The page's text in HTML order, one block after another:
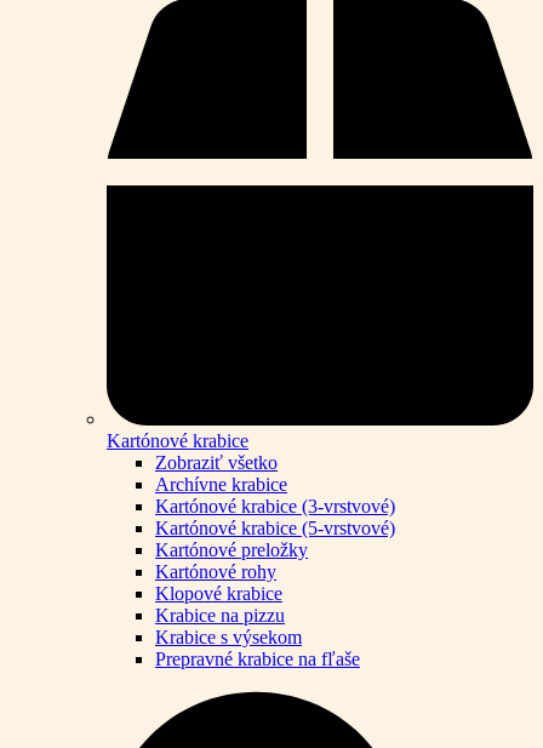
Kartónové krabice
Zobraziť všetko
Archívne krabice
Kartónové krabice (3-vrstvové)
Kartónové krabice (5-vrstvové)
Kartónové preložky
Kartónové rohy
Klopové krabice
Krabice na pizzu
Krabice s výsekom
Prepravné krabice na fľaše